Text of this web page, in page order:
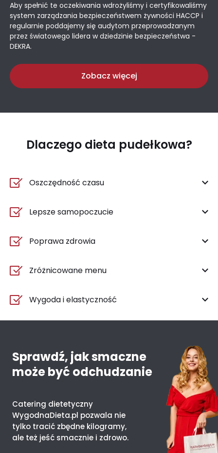
Aby spełnić te oczekiwania wdrożyliśmy i certyfikowaliśmy
system zarządzania bezpieczeństwem żywności HACCP i
regularnie poddajemy się audytom przeprowadzanym
przez światowego lidera w dziedzinie bezpieczeństwa -
DEKRA.
Zobacz więcej
Dlaczego dieta pudełkowa?
Oszczędność czasu
Lepsze samopoczucie
Poprawa zdrowia
Zróżnicowane menu
Wygoda i elastyczność
Sprawdź, jak smaczne
może być odchudzanie
Catering dietetyczny
WygodnaDieta.pl pozwala nie
tylko tracić zbędne kilogramy,
ale też jeść smacznie i zdrowo.